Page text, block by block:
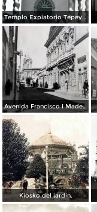
Templo Expiatorio Tepeyac.
Avenida Francisco I Madero.
Kiosko del jardin.